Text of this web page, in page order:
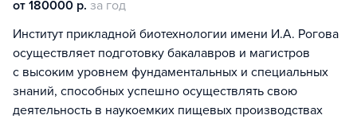
от 180000 р. за год
Институт прикладной биотехнологии имени И.А. Рогова
осуществляет подготовку бакалавров и магистров
с высоким уровнем фундаментальных и специальных
знаний, способных успешно осуществлять свою
деятельность в наукоемких пищевых производствах